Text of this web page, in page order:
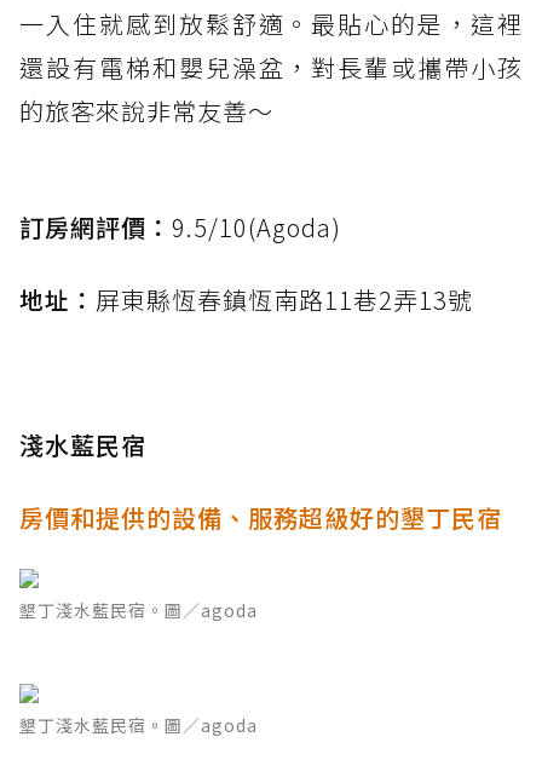
一入住就感到放鬆舒適。最貼心的是，這裡
還設有電梯和嬰兒澡盆，對長輩或攜帶小孩
的旅客來說非常友善～
訂房網評價： 9.5/10(Agoda)
地址： 屏東縣恆春鎮恆南路11巷2弄13號
淺水藍民宿
房價和提供的設備、服務超級好的墾丁民宿
墾丁淺水藍民宿。圖／agoda
墾丁淺水藍民宿。圖／agoda